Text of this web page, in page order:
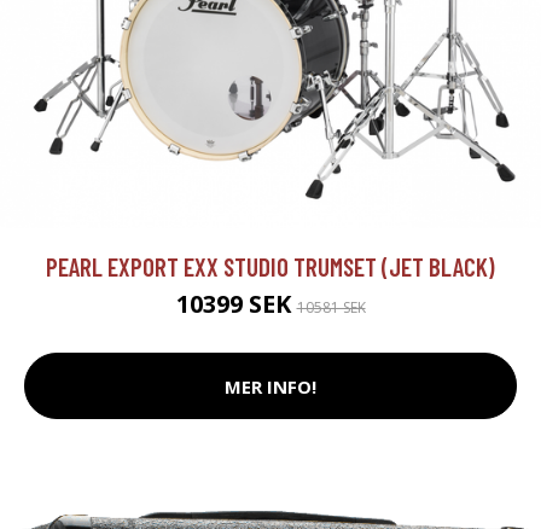
PEARL EXPORT EXX STUDIO TRUMSET (JET BLACK)
10399 SEK10581 SEK
MER INFO!